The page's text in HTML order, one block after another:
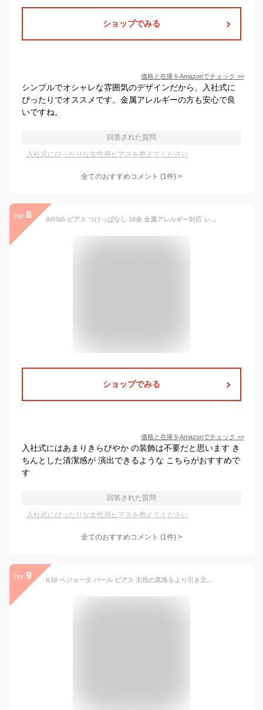
ショップでみる
価格と在庫をAmazonでチェック >>
シンプルでオシャレな雰囲気のデザインだから、入社式に
ぴったりでオススメです。金属アレルギーの方も安心で良
いですね。
回答された質問
入社式にぴったりな女性用ピアスを教えてください
全てのおすすめコメント (1件) >
no. 8 ARSIS ピアス つけっぱなし 18金 金属アレルギー対応 レディース 錆びない スタッドピアス カジュアル 通勤 オフィス プレゼント 女性 ジュエリー K18 人気 両耳用 ギフトBOX付き プラチナ色 S
ショップでみる
価格と在庫をAmazonでチェック >>
入社式にはあまりきらびやか の装飾は不要だと思います き
ちんとした清潔感が 演出できるような こちらがおすすめで
す
回答された質問
入社式にぴったりな女性用ピアスを教えてください
全てのおすすめコメント (1件) >
no. 9 K18 ベジョータ パール ピアス 主役の真珠をより引き立たせたピアス 真珠 pierce K18ピアス 18k 18金 カラーストーン ゴールド スタッドピアス プレゼント 女性 ギフト プラチナ可 金属アレルギー ラパポート